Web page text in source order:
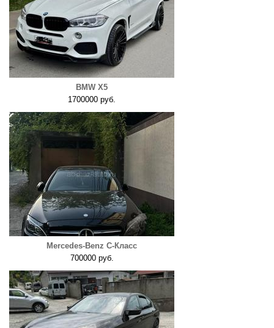
BMW X5
1700000 руб.
Mercedes-Benz C-Класс
700000 руб.